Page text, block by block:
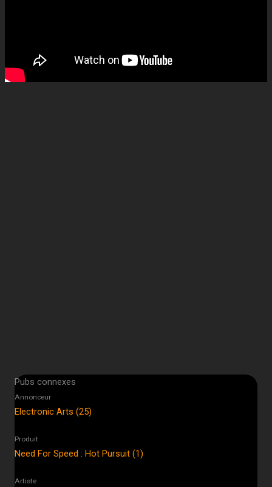
Pubs connexes
Annonceur
Electronic Arts (25)
Produit
Need For Speed : Hot Pursuit (1)
Artiste